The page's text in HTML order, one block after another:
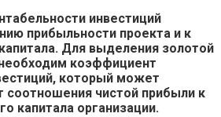
инвестиций
прибыльности проекта и к
Для выделения золотой
коэффициент
который может
соотношения чистой прибыли к
капитала организации.